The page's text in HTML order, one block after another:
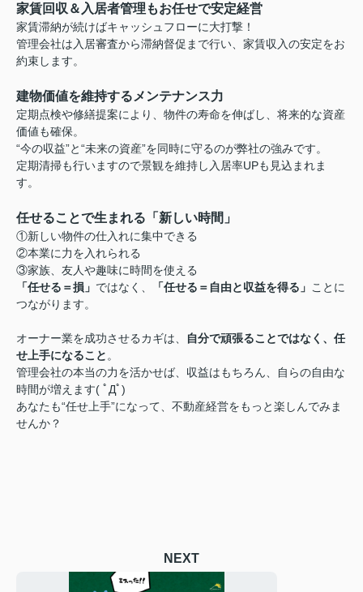
家賃回収＆入居者管理もお任せで安定経営
家賃滞納が続けばキャッシュフローに大打撃！
管理会社は入居審査から滞納督促まで行い、家賃収入の安定をお
約束します。
建物価値を維持するメンテナンス力
定期点検や修繕提案により、物件の寿命を伸ばし、将来的な資産
価値も確保。
“今の収益”と“未来の資産”を同時に守るのが弊社の強みです。
定期清掃も行いますので景観を維持し入居率UPも見込まれま
す。
任せることで生まれる「新しい時間」
①新しい物件の仕入れに集中できる
②本業に力を入れられる
③家族、友人や趣味に時間を使える
「任せる＝損」 ではなく、 「任せる＝自由と収益を得る」 ことに
つながります。
オーナー業を成功させるカギは、
自分で頑張ることではなく、任
せ上手になること。
管理会社の本当の力を活かせば、収益はもちろん、自らの自由な
時間が増えます( ﾟДﾟ)
あなたも“任せ上手”になって、不動産経営をもっと楽しんでみま
せんか？
NEXT